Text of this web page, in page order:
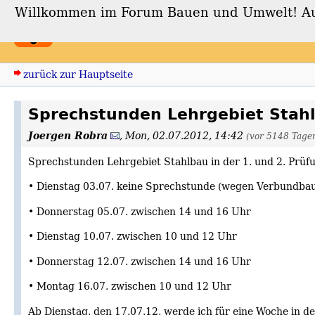
Forum Bauen und
zurück zur Hauptseite
Sprechstunden Lehrgebiet
Joergen Robra ,Mon, 02.07.2012, 14:42 (vor 5148
Sprechstunden Lehrgebiet Stahlbau in der 1. und 2.
• Dienstag 03.07. keine Sprechstunde (wegen
• Donnerstag 05.07. zwischen 14 und 16 Uhr
• Dienstag 10.07. zwischen 10 und 12 Uhr
• Donnerstag 12.07. zwischen 14 und 16 Uhr
• Montag 16.07. zwischen 10 und 12 Uhr
Ab Dienstag, den 17.07.12, werde ich für eine Woche in
Willkommen im Forum Bauen und Umwelt!